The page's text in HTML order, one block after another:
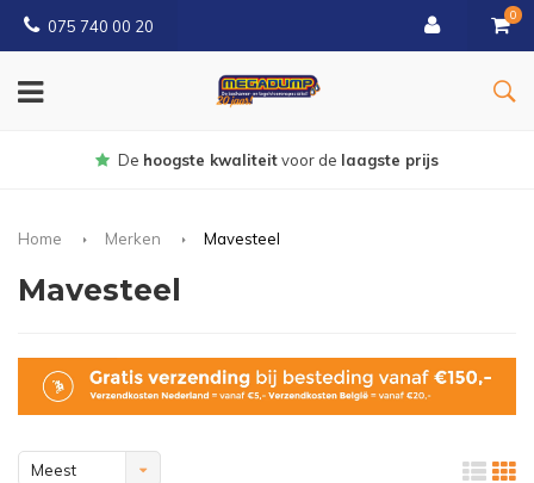
075 740 00 20
0
kwaliteitvoor delaagste prijs
Home Merken Mavesteel
Mavesteel
Meest